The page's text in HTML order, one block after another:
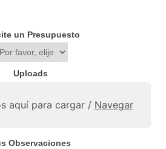
un Presupuesto
Uploads
aquí para cargar / Navegar
Observaciones